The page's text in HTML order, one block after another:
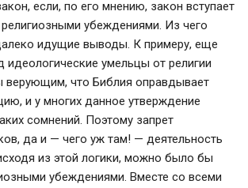
если, по его мнению, закон вступает
убеждениями. Из чего
идущие выводы. К примеру, еще
идеологические умельцы от религии
верующим, что Библия оправдывает
и у многих данное утверждение
сомнений. Поэтому запрет
да и — чего уж там! — деятельность
из этой логики, можно было бы
убеждениями. Вместе со всеми